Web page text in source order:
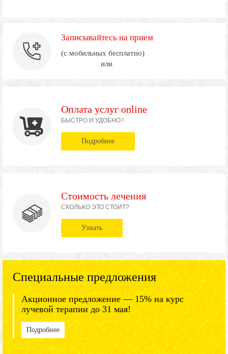
Записывайтесь на прием
(с мобильных бесплатно)
или
Оплата услуг online
БЫСТРО И УДОБНО !
Подробнее
Стоимость лечения
СКОЛЬКО ЭТО СТОИТ?
Узнать
Специальные предложения
Акционное предложение — 15% на курс
лучевой терапии до 31 мая!
Подробнее